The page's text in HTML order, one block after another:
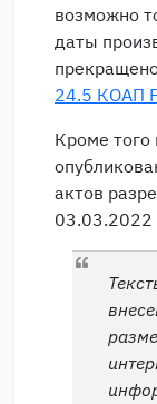
возможно
даты
24.5 КОАП
Кроме того
актов
03.03.2022